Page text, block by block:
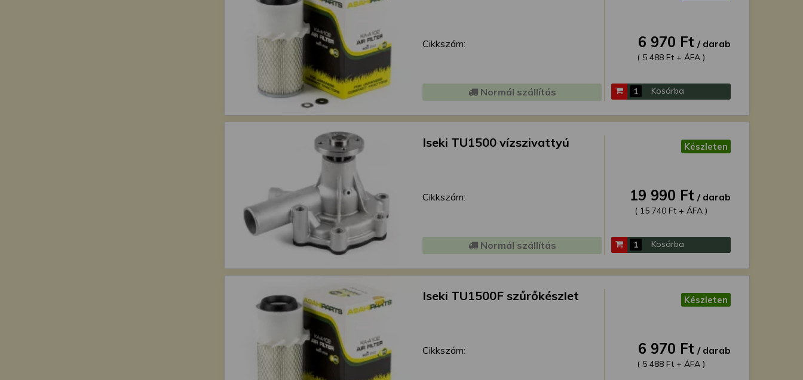
Cikkszám:
Normál szállítás
6 970 Ft / darab
( 5 488 Ft + ÁFA )
Kosárba
Iseki TU1500 vízszivattyú
Cikkszám:
Normál szállítás
Készleten
19 990 Ft / darab
( 15 740 Ft + ÁFA )
Kosárba
Iseki TU1500F szűrőkészlet
Cikkszám:
Készleten
6 970 Ft / darab
( 5 488 Ft + ÁFA )